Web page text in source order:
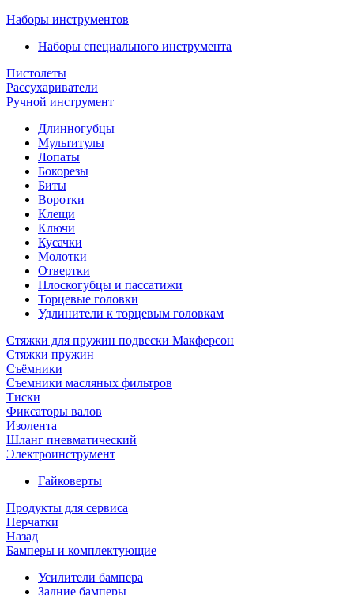
Наборы инструментов
Наборы специального инструмента
Пистолеты
Рассухариватели
Ручной инструмент
Длинногубцы
Мультитулы
Лопаты
Бокорезы
Биты
Воротки
Клещи
Ключи
Кусачки
Молотки
Отвертки
Плоскогубцы и пассатижи
Торцевые головки
Удлинители к торцевым головкам
Стяжки для пружин подвески Макферсон
Стяжки пружин
Съёмники
Съемники масляных фильтров
Тиски
Фиксаторы валов
Изолента
Шланг пневматический
Электроинструмент
Гайковерты
Продукты для сервиса
Перчатки
Назад
Бамперы и комплектующие
Усилители бампера
Задние бамперы